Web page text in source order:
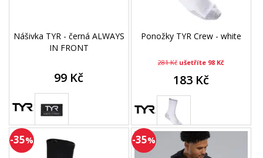
Nášivka TYR - černá ALWAYS
IN FRONT
99 Kč
Ponožky TYR Crew - white
281 Kč ušetříte 98 Kč
183 Kč
-35% -35%